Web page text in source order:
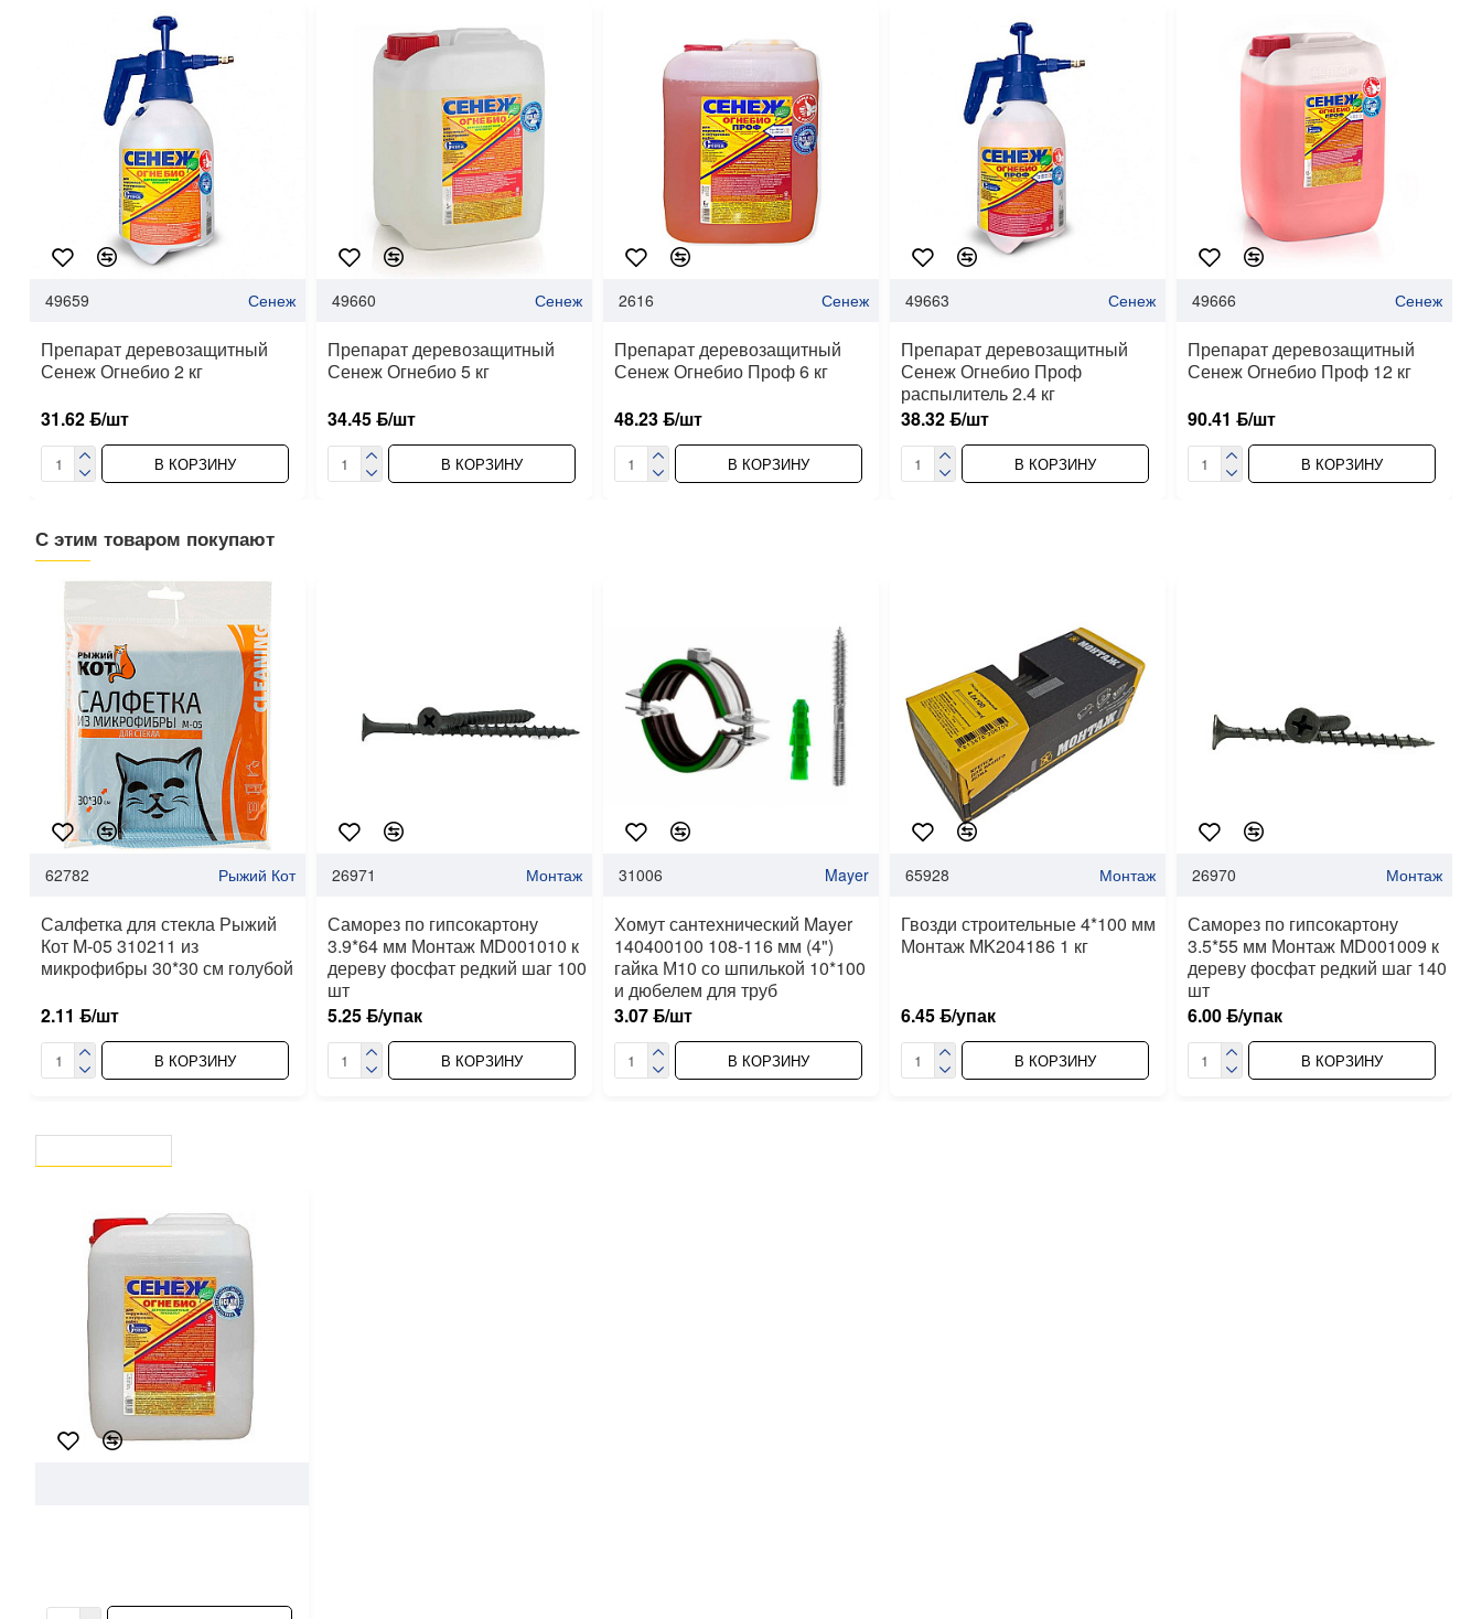
49659 Сенеж
Препарат деревозащитный
Сенеж Огнебио 2 кг
31.62 ƃ/шт
В КОРЗИНУ
49660 Сенеж
Препарат деревозащитный
Сенеж Огнебио 5 кг
34.45 ƃ/шт
В КОРЗИНУ
2616 Сенеж
Препарат деревозащитный
Сенеж Огнебио Проф 6 кг
48.23 ƃ/шт
В КОРЗИНУ
49663 Сенеж
Препарат деревозащитный
Сенеж Огнебио Проф
распылитель 2.4 кг
38.32 ƃ/шт
В КОРЗИНУ
49666 Сенеж
Препарат деревозащитный
Сенеж Огнебио Проф 12 кг
90.41 ƃ/шт
В КОРЗИНУ
С этим товаром покупают
62782 Рыжий Кот
Салфетка для стекла Рыжий
Кот M-05 310211 из
микрофибры 30*30 см голубой
2.11 ƃ/шт
В КОРЗИНУ
26971 Монтаж
Саморез по гипсокартону
3.9*64 мм Монтаж MD001010 к
дереву фосфат редкий шаг 100
шт
5.25 ƃ/упак
В КОРЗИНУ
31006 Mayer
Хомут сантехнический Mayer
140400100 108-116 мм (4")
гайка М10 со шпилькой 10*100
и дюбелем для труб
3.07 ƃ/шт
В КОРЗИНУ
65928 Монтаж
Гвозди строительные 4*100 мм
Монтаж MK204186 1 кг
6.45 ƃ/упак
В КОРЗИНУ
26970 Монтаж
Саморез по гипсокартону
3.5*55 мм Монтаж MD001009 к
дереву фосфат редкий шаг 140
шт
6.00 ƃ/упак
В КОРЗИНУ